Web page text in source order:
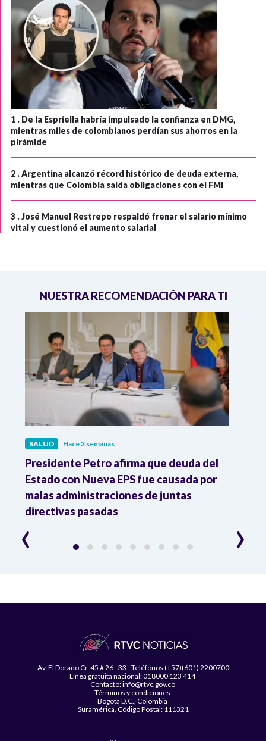
1 . De la Espriella habría impulsado la confianza en DMG,
mientras miles de colombianos perdían sus ahorros en la
pirámide
2 .Argentina alcanzó récord histórico de deuda externa,
mientras que Colombia salda obligaciones con el FMI
3 .José Manuel Restrepo respaldó frenar el salario mínimo
vital y cuestionó el aumento salarial
NUESTRA RECOMENDACIÓN PARA TI
SALUD Hace 3 semanas
Presidente Petro afirma que deuda del
Estado con Nueva EPS fue causada por
malas administraciones de juntas
directivas pasadas
‹ ›
Av. El Dorado Cr. 45 # 26 - 33 - Teléfonos (+57)(601) 2200700
Línea gratuita nacional: 018000 123 414
Contacto: info@rtvc.gov.co
Términos y condiciones
Bogotá D.C., Colombia
Suramérica, Código Postal: 111321